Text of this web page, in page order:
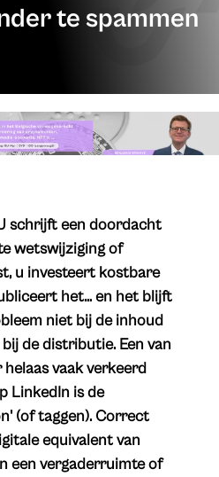
te spammen
schrijft een doordacht
wetswijziging of
u investeert kostbare
het… en het blijft
niet bij de inhoud
de distributie. Een van
vaak verkeerd
LinkedIn is de
(of taggen). Correct
equivalent van
een vergaderruimte of